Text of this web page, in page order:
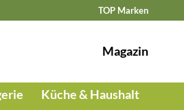
TOP Marken
Magazin
Küche & Haushalt